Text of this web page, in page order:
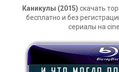
Каникулы (2015) скачать
бесплатно и без
сериалы на